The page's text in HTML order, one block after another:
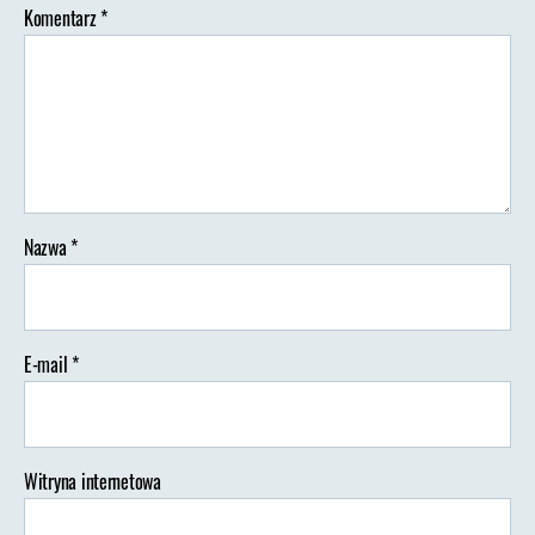
Komentarz*
Nazwa*
E-mail*
Witryna internetowa